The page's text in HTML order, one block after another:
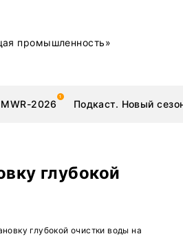
промышленность»
MWR-2026 Подкаст. Новый
Техника и технологии
глубокой
глубокой очистки воды на